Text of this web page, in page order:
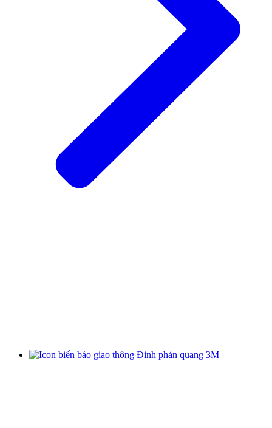
Đinh phản quang 3M